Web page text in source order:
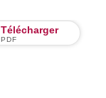
Télécharger
PDF